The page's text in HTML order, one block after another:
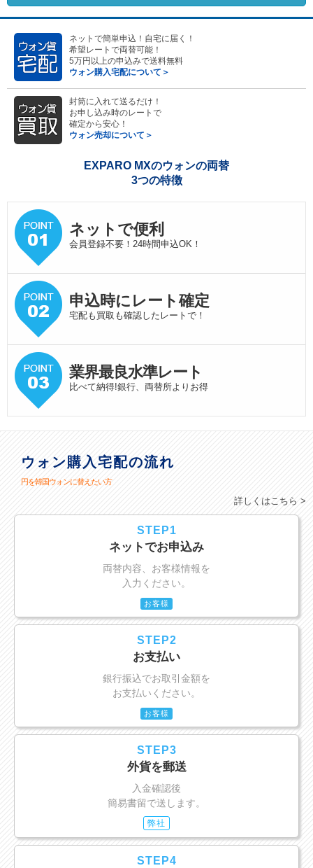
ネットで簡単申込！自宅に届く！
希望レートで両替可能！
5万円以上の申込みで送料無料
ウォン購入宅配について＞
封筒に入れて送るだけ！
お申し込み時のレートで
確定から安心！
ウォン売却について＞
EXPARO MXのウォンの両替
3つの特徴
ネットで便利
会員登録不要！24時間申込OK！
申込時にレート確定
宅配も買取も確認したレートで！
業界最良水準レート
比べて納得!銀行、両替所よりお得
ウォン購入宅配の流れ
円を韓国ウォンに替えたい方
詳しくはこちら >
STEP1
ネットでお申込み
両替内容、お客様情報を
入力ください。
お客様
STEP2
お支払い
銀行振込でお取引金額を
お支払いください。
お客様
STEP3
外貨を郵送
入金確認後
簡易書留で送します。
弊社
STEP4